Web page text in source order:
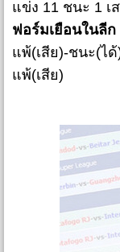
แข่ง 11 ชนะ 1 เ
ฟอร์มเยือนในลี
แพ้(เสีย)-ชนะ(ไ
แพ้(เสีย)